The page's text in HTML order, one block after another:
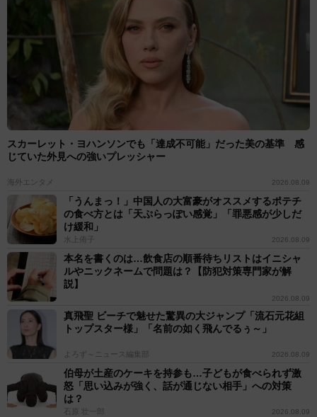
スカーレット・ヨハンソンでも「達成不可能」だった美の基準 感
じていた外見への強いプレッシャー
海外エンタメ 2026.08.09
「うんまっ！」中国人の大富豪がオススメするポテチ
の食べ方とは「天ぷらっぽい感覚」「罪悪感が少しだ
け緩和」
水上侑子 2026.08.09
本名を書くのは…飲食店の順番待ちリストはイニシャ
ルやニックネームで問題は？【防犯対策専門家が解
説】
2026.08.09
真飛聖 ビーチで魅せた驚異の大ジャンプ「流石元花組
トップスター様」「名前の如く飛んでるぅ～」
よろず～ニュース編集部 2026.08.09
伯母が土産のケーキを持参も…子どもが食べられず激
怒「思い込みが強く、話が通じない相手」への対策
は？
石原 壮一郎 2026.08.09